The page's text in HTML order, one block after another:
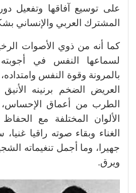
على توسيع آفاقها وتفعيل
المشترك العربي والإنساني
كما أنه من ذوي الأصوات
لسماعها النفس في أجوبته
بالمرونة وقوة النفس
العريض الضخم برنينه
الطرب من أعماق الإحساس،
الألوان المختلفة مع
الغناء وبقاء صوته راقيا
جهيرا، وما أجمل تنغيماته
ويرق.